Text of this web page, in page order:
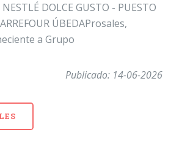
DOLCE GUSTO - PUESTO
ÚBEDAProsales,
a Grupo
Publicado: 14-06-2026